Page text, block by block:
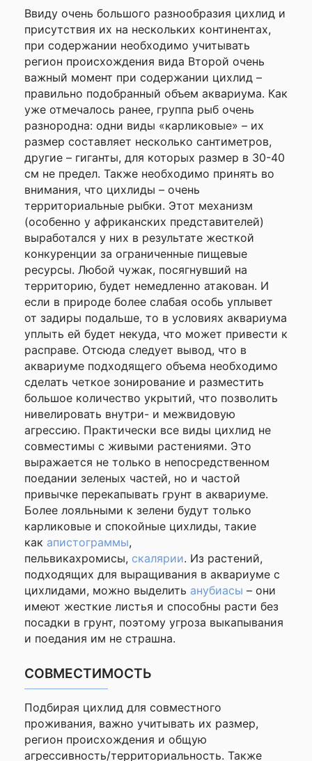
Ввиду очень большого разнообразия цихлид и
присутствия их на нескольких континентах,
при содержании необходимо учитывать
регион происхождения вида Второй очень
важный момент при содержании цихлид –
правильно подобранный объем аквариума. Как
уже отмечалось ранее, группа рыб очень
разнородна: одни виды «карликовые» – их
размер составляет несколько сантиметров,
другие – гиганты, для которых размер в 30-40
см не предел. Также необходимо принять во
внимания, что цихлиды – очень
территориальные рыбки. Этот механизм
(особенно у африканских представителей)
выработался у них в результате жесткой
конкуренции за ограниченные пищевые
ресурсы. Любой чужак, посягнувший на
территорию, будет немедленно атакован. И
если в природе более слабая особь уплывет
от задиры подальше, то в условиях аквариума
уплыть ей будет некуда, что может привести к
расправе. Отсюда следует вывод, что в
аквариуме подходящего объема необходимо
сделать четкое зонирование и разместить
большое количество укрытий, что позволить
нивелировать внутри- и межвидовую
агрессию. Практически все виды цихлид не
совместимы с живыми растениями. Это
выражается не только в непосредственном
поедании зеленых частей, но и частой
привычке перекапывать грунт в аквариуме.
Более лояльными к зелени будут только
карликовые и спокойные цихлиды, такие
как апистограммы,
пельвикахромисы, скалярии. Из растений,
подходящих для выращивания в аквариуме с
цихлидами, можно выделить анубиасы – они
имеют жесткие листья и способны расти без
посадки в грунт, поэтому угроза выкапывания
и поедания им не страшна.
СОВМЕСТИМОСТЬ
Подбирая цихлид для совместного
проживания, важно учитывать их размер,
регион происхождения и общую
агрессивность/территориальность. Также